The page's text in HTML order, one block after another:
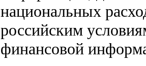
национальных
российским
финансовой